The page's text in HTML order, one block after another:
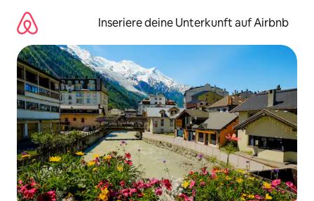
Inhalten
springen
Inseriere deine Unterkunft auf Airbnb